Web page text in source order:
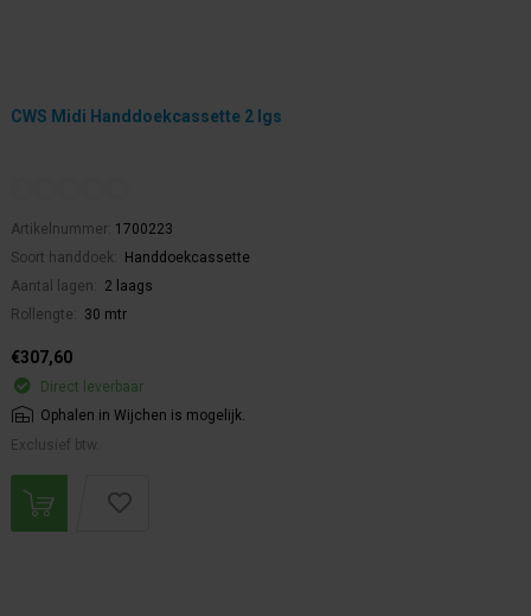
CWS Midi Handdoekcassette 2 lgs
Artikelnummer: 1700223
Soort handdoek:
Handdoekcassette
Aantal lagen:
2 laags
Rollengte:
30 mtr
€307,60
Direct leverbaar
Ophalen in Wijchen is mogelijk.
Exclusief btw.